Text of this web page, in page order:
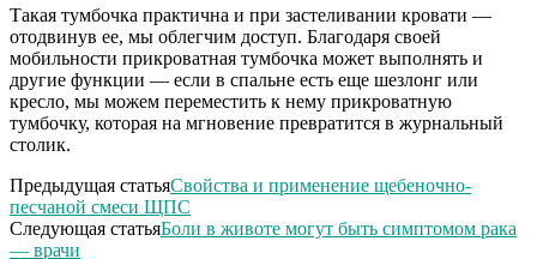
Такая тумбочка практична и при застеливании кровати —
отодвинув ее, мы облегчим доступ. Благодаря своей
мобильности прикроватная тумбочка может выполнять и
другие функции — если в спальне есть еще шезлонг или
кресло, мы можем переместить к нему прикроватную
тумбочку, которая на мгновение превратится в журнальный
столик.
Предыдущая статьяСвойства и применение щебеночно-
песчаной смеси ЩПС
Следующая статьяБоли в животе могут быть симптомом рака
— врачи